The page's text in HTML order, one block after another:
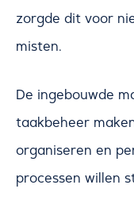
zorgde dit voor
misten.
De ingebouwde
taakbeheer
organiseren en
processen willen